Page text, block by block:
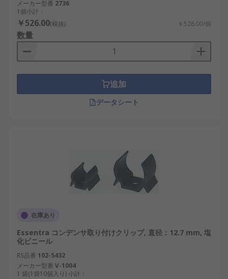
メーカー型番 2736
1個小計：
￥526.00(税抜) ￥526.00/個
数量
追加
データシート
在庫あり
Essentra コンデンサ取り付けクリップ, 直径：12.7 mm, 塩
化ビニール
RS品番 102-5432
メーカー型番 V-1004
1 袋(1袋10個入り) 小計：